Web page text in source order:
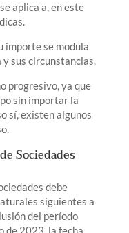
aplica a, en este
importe se modula
sus circunstancias.
progresivo, ya que
sin importar la
sí, existen algunos
Sociedades
debe
siguientes a
del período
de 2023, la fecha